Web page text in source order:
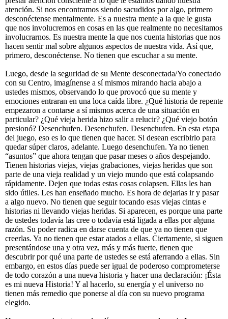
atención. Si nos encontramos siendo sacudidos por algo, primero
desconéctense mentalmente. Es a nuestra mente a la que le gusta
que nos involucremos en cosas en las que realmente no necesitamos
involucrarnos. Es nuestra mente la que nos cuenta historias que nos
hacen sentir mal sobre algunos aspectos de nuestra vida. Así que,
primero, desconéctense. No tienen que escuchar a su mente.
Luego, desde la seguridad de su Mente desconectada/Yo conectado
con su Centro, imagínense a sí mismos mirando hacia abajo a
ustedes mismos, observando lo que provocó que su mente y
emociones entraran en una loca caída libre. ¿Qué historia de repente
empezaron a contarse a sí mismos acerca de una situación en
particular? ¿Qué vieja herida hizo salir a relucir? ¿Qué viejo botón
presionó? Desenchufen. Desenchufen. Desenchufen. En esta etapa
del juego, eso es lo que tienen que hacer. Si desean escribirlo para
quedar súper claros, adelante. Luego desenchufen. Ya no tienen
“asuntos” que ahora tengan que pasar meses o años despejando.
Tienen historias viejas, viejas grabaciones, viejas heridas que son
parte de una vieja realidad y un viejo mundo que está colapsando
rápidamente. Dejen que todas estas cosas colapsen. Ellas les han
sido útiles. Les han enseñado mucho. Es hora de dejarlas ir y pasar
a algo nuevo. No tienen que seguir tocando esas viejas cintas e
historias ni llevando viejas heridas. Si aparecen, es porque una parte
de ustedes todavía las cree o todavía está ligada a ellas por alguna
razón. Su poder radica en darse cuenta de que ya no tienen que
creerlas. Ya no tienen que estar atados a ellas. Ciertamente, si siguen
presentándose una y otra vez, más y más fuerte, tienen que
descubrir por qué una parte de ustedes se está aferrando a ellas. Sin
embargo, en estos días puede ser igual de poderoso comprometerse
de todo corazón a una nueva historia y hacer una declaración: ¡Ésta
es mi nueva Historia! Y al hacerlo, su energía y el universo no
tienen más remedio que ponerse al día con su nuevo programa
elegido.